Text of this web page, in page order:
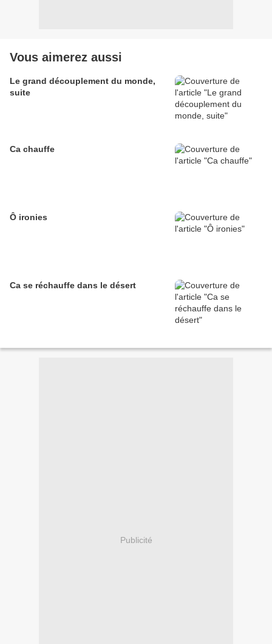
Vous aimerez aussi
Le grand découplement du monde,
suite
Ca chauffe
Ô ironies
Ca se réchauffe dans le désert
Publicité